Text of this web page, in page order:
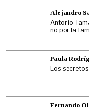
Alejandro
Antonio
no por la
Paula
Los
Fernando